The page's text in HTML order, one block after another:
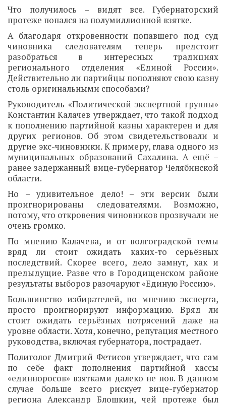
Что получилось – видят все. Губернаторский
протеже попался на полумиллионной взятке.
А благодаря откровенности попавшего под суд
чиновника следователям теперь предстоит
разобраться в интересных традициях
регионального отделения «Единой России».
Действительно ли партийцы пополняют свою казну
столь оригинальными способами?
Руководитель «Политической экспертной группы»
Константин Калачев утверждает, что такой подход
к пополнению партийной казны характерен и для
других регионов. Об этом свидетельствовали и
другие экс-чиновники. К примеру, глава одного из
муниципальных образований Сахалина. А ещё –
ранее задержанный вице-губернатор Челябинской
области.
Но – удивительное дело! – эти версии были
проигнорированы следователями. Возможно,
потому, что откровения чиновников прозвучали не
очень громко.
По мнению Калачева, и от волгоградской темы
вряд ли стоит ожидать каких-то серьёзных
последствий. Скорее всего, дело замнут, как и
предыдущие. Разве что в Городищенском районе
результаты выборов разочаруют «Единую Россию».
Большинство избирателей, по мнению эксперта,
просто проигнорируют информацию. Вряд ли
стоит ожидать серьёзных потрясений даже на
уровне области. Хотя, конечно, репутация местного
руководства, включая губернатора, пострадает.
Политолог Дмитрий Фетисов утверждает, что сам
по себе факт пополнения партийной кассы
«единноросов» взятками далеко не нов. В данном
случае больше всего рискует вице-губернатор
региона Александр Блошкин, чей протеже был